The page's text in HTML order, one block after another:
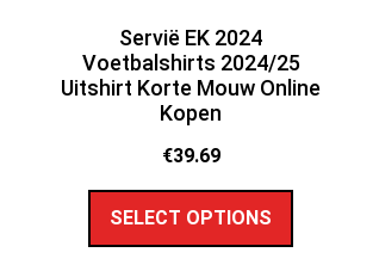
Servië EK 2024
Voetbalshirts 2024/25
Uitshirt Korte Mouw Online
Kopen
€39.69
SELECT OPTIONS